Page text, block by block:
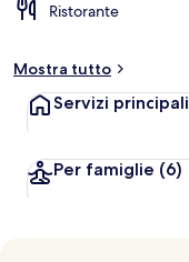
Ristorante
Mostra tutto
Servizi principali
Per famiglie (6)